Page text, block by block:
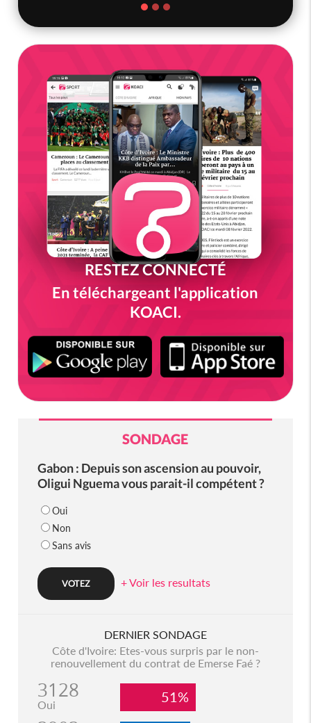
RESTEZ CONNECTÉ
En téléchargeant l'application
KOACI.
SONDAGE
Gabon : Depuis son ascension au pouvoir,
Oligui Nguema vous parait-il compétent ?
Oui
Non
Sans avis
+ Voir les resultats
DERNIER SONDAGE
Côte d'Ivoire: Etes-vous surpris par le non-
renouvellement du contrat de Emerse Faé ?
3128
Oui 51%